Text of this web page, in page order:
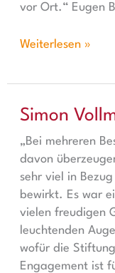
vor Ort.“ Eugen
Weiterlesen »
Simon
„Bei mehreren
davon
sehr viel in
bewirkt. Es war
vielen freudigen
leuchtenden
wofür die
Engagement ist
Simon Vollmer,